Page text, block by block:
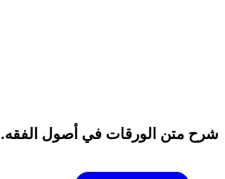
شرح متن الورقات في أصول الفقه.